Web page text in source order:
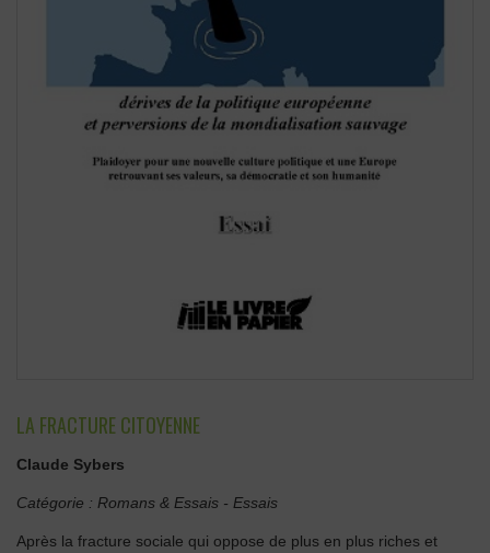
LA FRACTURE CITOYENNE
Claude Sybers
Catégorie : Romans & Essais - Essais
Après la fracture sociale qui oppose de plus en plus riches et